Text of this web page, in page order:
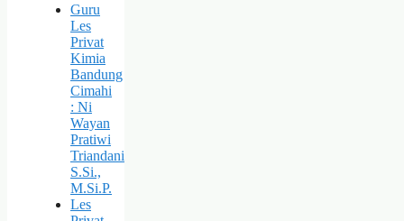
Guru
Les
Privat
Kimia
Bandung
Cimahi
: Ni
Wayan
Pratiwi
Triandani
S.Si.,
M.Si.P.
Les